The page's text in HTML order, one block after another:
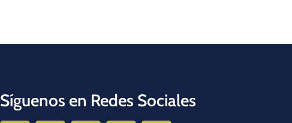
Síguenos en Redes Sociales